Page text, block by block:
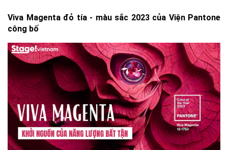
Viva Magenta đỏ tía - màu sắc 2023 của Viện Pantone
công bố